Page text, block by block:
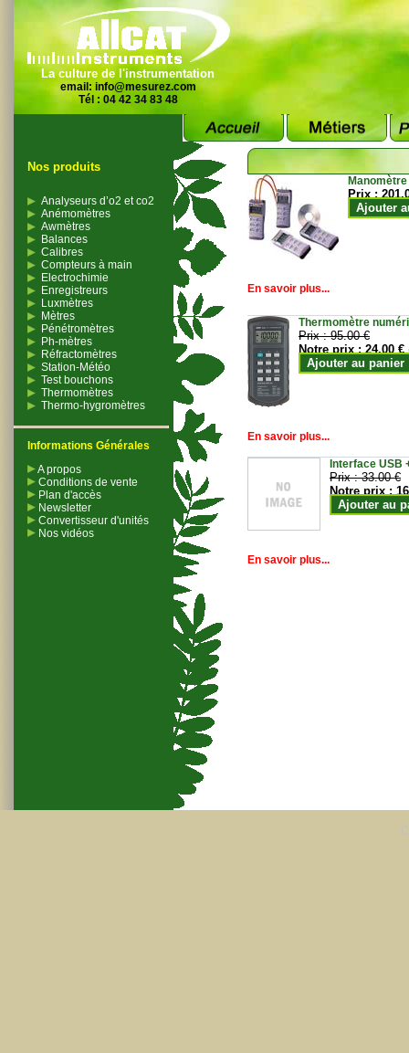
La culture de l'instrumentation
email: info@mesurez.com
Tél : 04 42 34 83 48
Nos produits
Analyseurs d’o2 et co2
Anémomètres
Awmètres
Balances
Calibres
Compteurs à main
Electrochimie
Enregistreurs
Luxmètres
Mètres
Pénétromètres
Ph-mètres
Réfractomètres
Station-Météo
Test bouchons
Thermomètres
Thermo-hygromètres
Informations Générales
A propos
Conditions de vente
Plan d'accès
Newsletter
Convertisseur d'unités
Nos vidéos
Prix :
Ajouter
En savoir plus...
Thermomètre
Prix :95.00 €
Notre prix :24.00 €
Ajouter au panier
En savoir plus...
Interface USB
Prix :33.00 €
Notre prix :
Ajouter au
En savoir plus...